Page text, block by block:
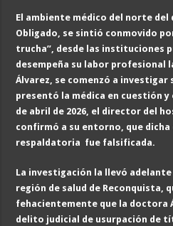
E l ambiente médico del norte del
Obligado, se sintió conmovido
trucha”, desde las instituciones
desempeña su labor profesional
Álvarez, se comenzó a investigar
presentó la médica en cuestión y
de abril de 2026, el director del
confirmó a su entorno, que
respaldatoria fue falsificada.
La investigación la llevó
región de salud de Reconquista,
fehacientemente que la doctora
delito judicial de usurpación de